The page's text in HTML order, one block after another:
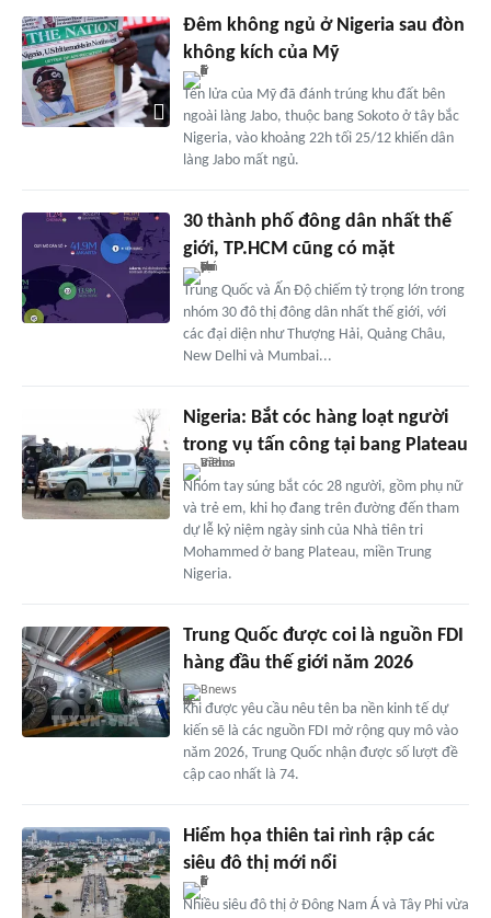
Đêm không ngủ ở Nigeria sau đòn
không kích của Mỹ
Tên lửa của Mỹ đã đánh trúng khu đất bên
ngoài làng Jabo, thuộc bang Sokoto ở tây bắc
Nigeria, vào khoảng 22h tối 25/12 khiến dân
làng Jabo mất ngủ.
30 thành phố đông dân nhất thế
giới, TP.HCM cũng có mặt
Trung Quốc và Ấn Độ chiếm tỷ trọng lớn trong
nhóm 30 đô thị đông dân nhất thế giới, với
các đại diện như Thượng Hải, Quảng Châu,
New Delhi và Mumbai...
Nigeria: Bắt cóc hàng loạt người
trong vụ tấn công tại bang Plateau
Nhóm tay súng bắt cóc 28 người, gồm phụ nữ
và trẻ em, khi họ đang trên đường đến tham
dự lễ kỷ niệm ngày sinh của Nhà tiên tri
Mohammed ở bang Plateau, miền Trung
Nigeria.
Trung Quốc được coi là nguồn FDI
hàng đầu thế giới năm 2026
Bnews
Khi được yêu cầu nêu tên ba nền kinh tế dự
kiến sẽ là các nguồn FDI mở rộng quy mô vào
năm 2026, Trung Quốc nhận được số lượt đề
cập cao nhất là 74.
Hiểm họa thiên tai rình rập các
siêu đô thị mới nổi
Nhiều siêu đô thị ở Đông Nam Á và Tây Phi vừa